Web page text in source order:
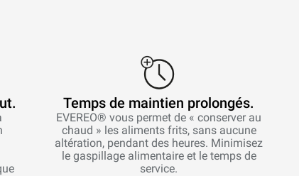
Temps de maintien prolongés.
EVEREO® vous permet de « conserver au
chaud » les aliments frits, sans aucune
altération, pendant des heures. Minimisez
le gaspillage alimentaire et le temps de
service.